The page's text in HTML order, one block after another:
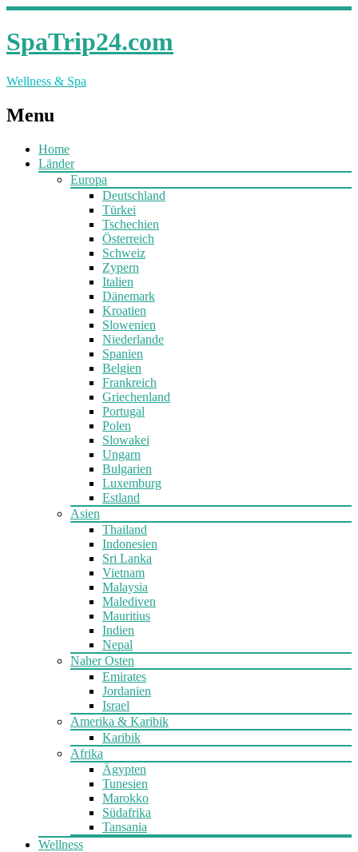
SpaTrip24.com
Wellness & Spa
Menu
Home
Länder
Europa
Deutschland
Türkei
Tschechien
Österreich
Schweiz
Zypern
Italien
Dänemark
Kroatien
Slowenien
Niederlande
Spanien
Belgien
Frankreich
Griechenland
Portugal
Polen
Slowakei
Ungarn
Bulgarien
Luxemburg
Estland
Asien
Thailand
Indonesien
Sri Lanka
Vietnam
Malaysia
Malediven
Mauritius
Indien
Nepal
Naher Osten
Emirates
Jordanien
Israel
Amerika & Karibik
Karibik
Afrika
Ägypten
Tunesien
Marokko
Südafrika
Tansania
Wellness